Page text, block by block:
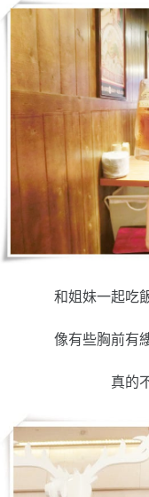
和姐妹一起吃
像有些胸前有
真的